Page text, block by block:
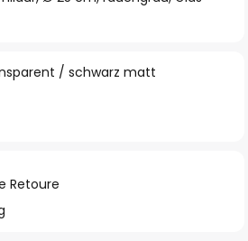
/ schwarz matt
Retoure